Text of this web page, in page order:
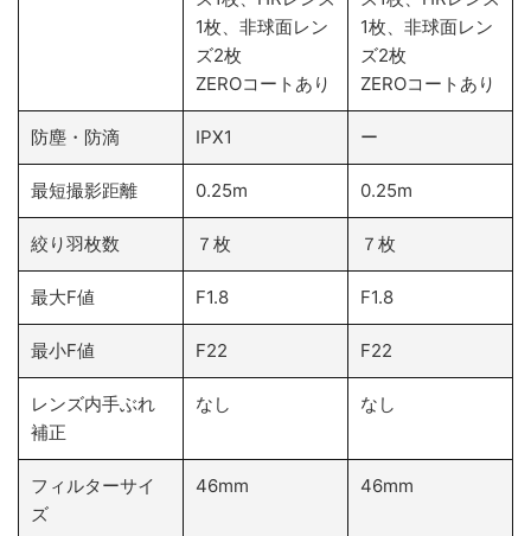
1枚、非球面レン
ズ2枚
ZEROコートあり
1枚、非球面レン
ズ2枚
ZEROコートあり
防塵・防滴 IPX1 ー
最短撮影距離 0.25m 0.25m
絞り羽枚数 ７枚 ７枚
最大F値 F1.8 F1.8
最小F値 F22 F22
レンズ内手ぶれ
補正
なし なし
フィルターサイ
ズ
46mm 46mm